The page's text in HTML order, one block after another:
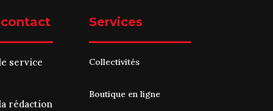
service
rédaction
Services
Collectivités
Boutique en ligne